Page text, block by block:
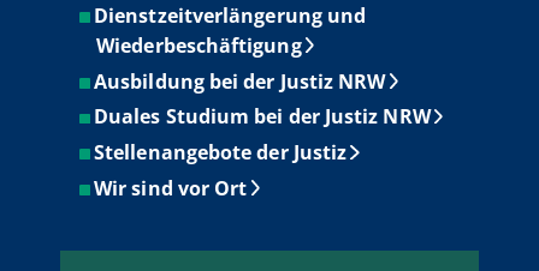
Dienstzeitverlängerung und
Wiederbeschäftigung
Ausbildung bei der Justiz NRW
Duales Studium bei der Justiz NRW
Stellenangebote der Justiz
Wir sind vor Ort